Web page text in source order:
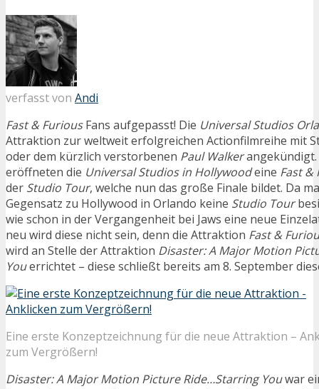
verfasst von Andi
Fast & FuriousFans aufgepasst! Die Universal Studios
Attraktion zur weltweit erfolgreichen Actionfilmreihe mit
oder dem kürzlich verstorbenen Paul Walkerangekündigt.
eröffneten die Universal Studios in Hollywoodeine Fast &
der Studio Tour, welche nun das große Finale bildet. Da
Gegensatz zu Hollywood in Orlando keine Studio Tour
wie schon in der Vergangenheit bei Jaws eine neue
neu wird diese nicht sein, denn die Attraktion Fast &
wird an Stelle der Attraktion Disaster: A Major Motion
Youerrichtet – diese schließt bereits am 8. September
Eine erste Konzeptzeichnung für die neue Attraktion –
zum Vergrößern!
Disaster: A Major Motion Picture Ride…Starring Youwar